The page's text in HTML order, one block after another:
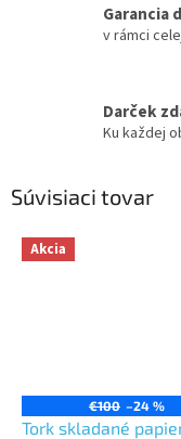
Garancia
v rámci
Darček
Ku každej
Súvisiaci tovar
Akcia
€100 –24 %
Tork skladané